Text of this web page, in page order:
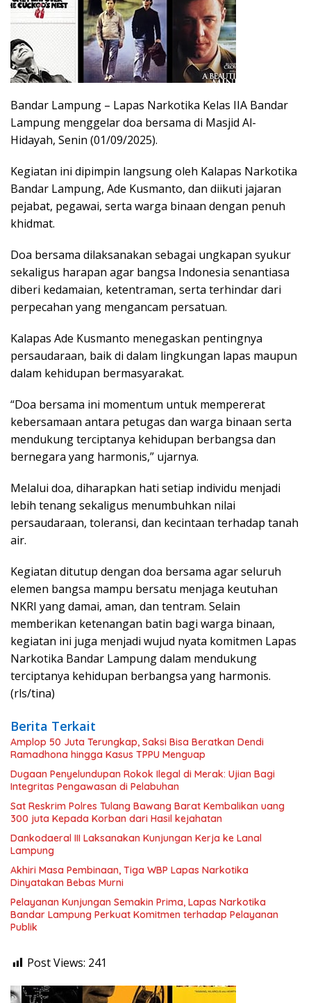
Bandar Lampung – Lapas Narkotika Kelas IIA Bandar
Lampung menggelar doa bersama di Masjid Al-
Hidayah, Senin (01/09/2025).
Kegiatan ini dipimpin langsung oleh Kalapas Narkotika
Bandar Lampung, Ade Kusmanto, dan diikuti jajaran
pejabat, pegawai, serta warga binaan dengan penuh
khidmat.
Doa bersama dilaksanakan sebagai ungkapan syukur
sekaligus harapan agar bangsa Indonesia senantiasa
diberi kedamaian, ketentraman, serta terhindar dari
perpecahan yang mengancam persatuan.
Kalapas Ade Kusmanto menegaskan pentingnya
persaudaraan, baik di dalam lingkungan lapas maupun
dalam kehidupan bermasyarakat.
“Doa bersama ini momentum untuk mempererat
kebersamaan antara petugas dan warga binaan serta
mendukung terciptanya kehidupan berbangsa dan
bernegara yang harmonis,” ujarnya.
Melalui doa, diharapkan hati setiap individu menjadi
lebih tenang sekaligus menumbuhkan nilai
persaudaraan, toleransi, dan kecintaan terhadap tanah
air.
Kegiatan ditutup dengan doa bersama agar seluruh
elemen bangsa mampu bersatu menjaga keutuhan
NKRI yang damai, aman, dan tentram. Selain
memberikan ketenangan batin bagi warga binaan,
kegiatan ini juga menjadi wujud nyata komitmen Lapas
Narkotika Bandar Lampung dalam mendukung
terciptanya kehidupan berbangsa yang harmonis.
(rls/tina)
Berita Terkait
Amplop 50 Juta Terungkap, Saksi Bisa Beratkan Dendi
Ramadhona hingga Kasus TPPU Menguap
Dugaan Penyelundupan Rokok Ilegal di Merak: Ujian Bagi
Integritas Pengawasan di Pelabuhan
Sat Reskrim Polres Tulang Bawang Barat Kembalikan uang
300 juta Kepada Korban dari Hasil kejahatan
Dankodaeral III Laksanakan Kunjungan Kerja ke Lanal
Lampung
Akhiri Masa Pembinaan, Tiga WBP Lapas Narkotika
Dinyatakan Bebas Murni
Pelayanan Kunjungan Semakin Prima, Lapas Narkotika
Bandar Lampung Perkuat Komitmen terhadap Pelayanan
Publik
Post Views: 241